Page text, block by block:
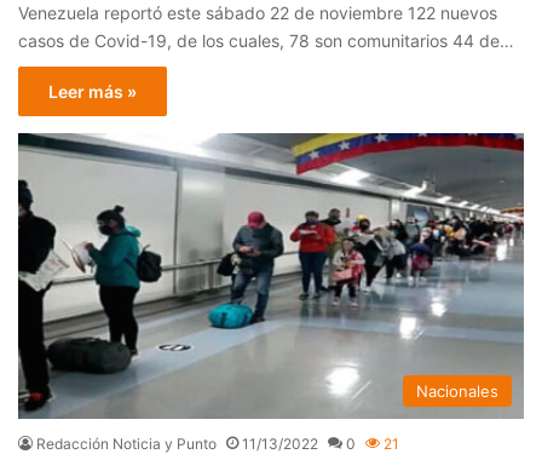
Venezuela reportó este sábado 22 de noviembre 122 nuevos
casos de Covid-19, de los cuales, 78 son comunitarios 44 de…
Leer más »
Nacionales
Redacción Noticia y Punto 11/13/2022 0 21